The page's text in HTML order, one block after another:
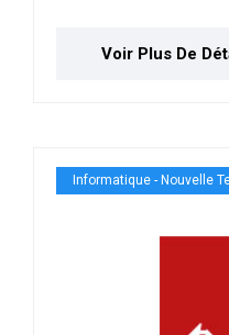
Voir Plus De
Informatique - Nouvelle